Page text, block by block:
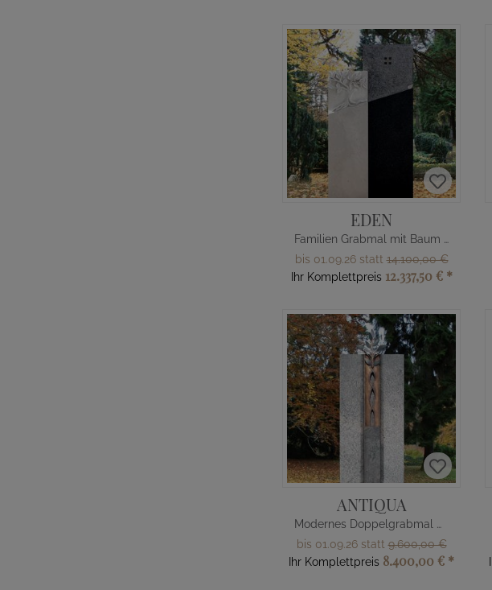
EDEN
Familien Grabmal mit Baum Gestaltung
bis 01.09.26 statt14.100,00 €
Ihr Komplettpreis 12.337,50 € *
ANTIQUA
Modernes Doppelgrabmal mit Bronze Blättern
bis 01.09.26 statt9.600,00 €
Ihr Komplettpreis 8.400,00 € *